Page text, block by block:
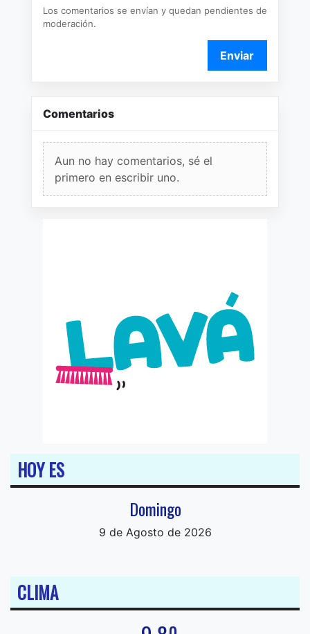
Los comentarios se envían y quedan pendientes de
moderación.
Enviar
Comentarios
Aun no hay comentarios, sé el
primero en escribir uno.
HOY ES
Domingo
9 de Agosto de 2026
CLIMA